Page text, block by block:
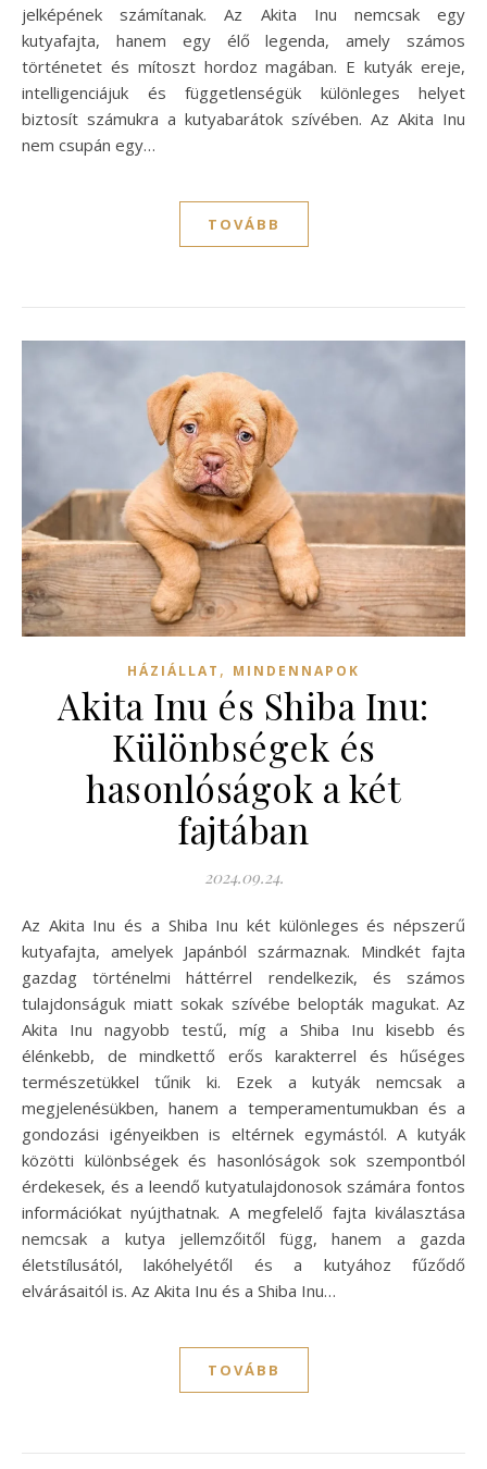
jelképének számítanak. Az Akita Inu nemcsak egy
kutyafajta, hanem egy élő legenda, amely számos
történetet és mítoszt hordoz magában. E kutyák ereje,
intelligenciájuk és függetlenségük különleges helyet
biztosít számukra a kutyabarátok szívében. Az Akita Inu
nem csupán egy…
TOVÁBB
HÁZIÁLLAT , MINDENNAPOK
Akita Inu és Shiba Inu:
Különbségek és
hasonlóságok a két
fajtában
2024.09.24.
Az Akita Inu és a Shiba Inu két különleges és népszerű
kutyafajta, amelyek Japánból származnak. Mindkét fajta
gazdag történelmi háttérrel rendelkezik, és számos
tulajdonságuk miatt sokak szívébe belopták magukat. Az
Akita Inu nagyobb testű, míg a Shiba Inu kisebb és
élénkebb, de mindkettő erős karakterrel és hűséges
természetükkel tűnik ki. Ezek a kutyák nemcsak a
megjelenésükben, hanem a temperamentumukban és a
gondozási igényeikben is eltérnek egymástól. A kutyák
közötti különbségek és hasonlóságok sok szempontból
érdekesek, és a leendő kutyatulajdonosok számára fontos
információkat nyújthatnak. A megfelelő fajta kiválasztása
nemcsak a kutya jellemzőitől függ, hanem a gazda
életstílusától, lakóhelyétől és a kutyához fűződő
elvárásaitól is. Az Akita Inu és a Shiba Inu…
TOVÁBB